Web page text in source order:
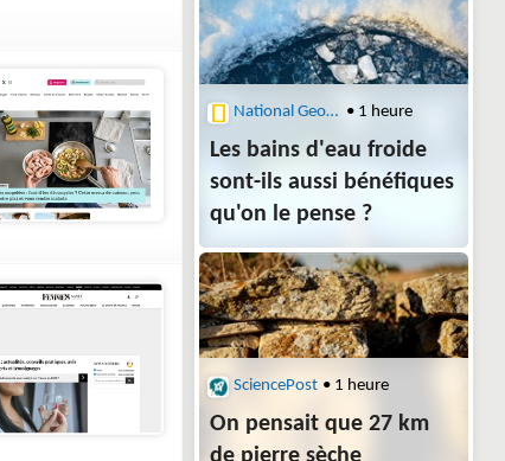
National Geographic (FR) : Sciences • 1 heure
Les bains d'eau froide
sont-ils aussi bénéfiques
qu'on le pense ?
SciencePost • 1 heure
On pensait que 27 km
de pierre sèche